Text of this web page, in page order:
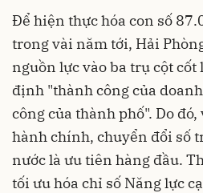
Để hiện thực hóa con số
trong vài năm tới, Hải
nguồn lực vào ba trụ cột cốt
định "thành công của
công của thành phố". Do
hành chính, chuyển đổi số
nước là ưu tiên hàng đầu.
tối ưu hóa chỉ số Năng lực